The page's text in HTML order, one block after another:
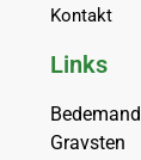
Kontakt
Links
Bedemand
Gravsten